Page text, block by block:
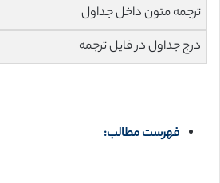
ترجمه متون داخل جداول
درج جداول در فایل ترجمه
فهرست مطالب: